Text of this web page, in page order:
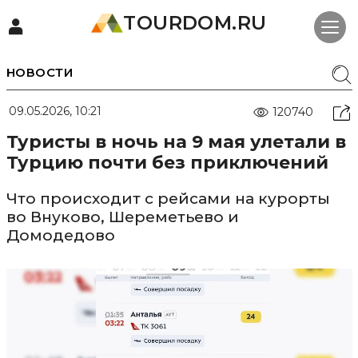
TOURDOM.RU
НОВОСТИ
09.05.2026, 10:21 120740
Туристы в ночь на 9 мая улетали в
Турцию почти без приключений
Что происходит с рейсами на курорты
во Внуково, Шереметьево и
Домодедово